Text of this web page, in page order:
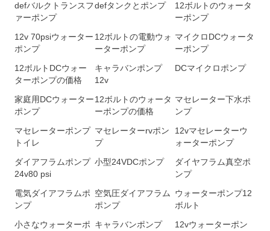
defバルクトランスフ
ァーポンプ
defタンクとポンプ
12ボルトのウォータ
ーポンプ
12v 70psiウォ​​ーター
ポンプ
12ボルトの電動ウォ
ーターポンプ
マイクロDCウォータ
ーポンプ
12ボルトDCウォー
ターポンプの価格
キャラバンポンプ
12v
DCマイクロポンプ
家庭用DCウォーター
ポンプ
12ボルトのウォータ
ーポンプの価格
マセレーター下水ポ
ンプ
マセレーターポンプ
トイレ
マセレーターrvポン
プ
12vマセレーターウ
ォーターポンプ
ダイアフラムポンプ
24v80 psi
小型24VDCポンプ
ダイヤフラム真空ポ
ンプ
電気ダイアフラムポ
ンプ
空気圧ダイアフラム
ポンプ
ウォーターポンプ12
ボルト
小さなウォーターポ キャラバンポンプ
12vウォーターポン